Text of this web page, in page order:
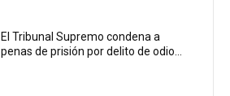
El Tribunal Supremo condena a
penas de prisión por delito de odio...